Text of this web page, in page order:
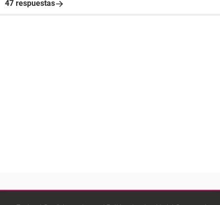
47 respuestas